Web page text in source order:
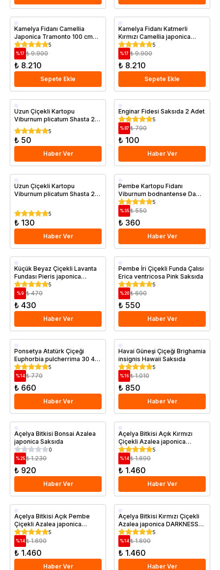
Saksıda
Kamelya Fidanı Camellia
Japonica Tramonto 100 cm
Saksıda
5
%17 ₺ 9.900
₺ 8.210
Sepete Ekle
Saksıda
Kamelya Fidanı Katmerli
Kırmızı Camellia japonica
Kramers Supreme 100 cm 5
Yas
5
%17 ₺ 9.900
₺ 8.210
Sepete Ekle
Uzun Çiçekli Kartopu
Viburnum plicatum Shasta 20
40 cm Saksıda
5
₺ 50
Haber Ver
Enginar Fidesi Saksıda 2 Adet
5
% 87 ₺ 790
₺ 100
Haber Ver
Saksıda
Uzun Çiçekli Kartopu
Viburnum plicatum Shasta 20
5
₺ 130
Haber Ver
Saksıda
Pembe Kartopu Fidanı
Viburnum bodnantense Dawn
20 40 cm Saksıda
5
%35 ₺ 550
₺ 360
Haber Ver
Küçük Beyaz Çiçekli Lavanta
Fundası Pieris japonica
Debutante Saksıda
5
% 9 ₺ 470
₺ 430
Haber Ver
Saksıda
Pembe İri Çiçekli Funda Çalısı
Erica ventricosa Pink Saksıda
5
%20 ₺ 690
₺ 550
Haber Ver
Saksıda
Ponsetya Atatürk Çiçeği
Euphorbia pulcherrima 30 40
cm
5
%14 ₺ 770
₺ 660
Haber Ver
Saksıda
Havai Güneşi Çiçeği Brighamia
insignis Hawaii Saksıda
5
%16 ₺ 1.010
₺ 850
Haber Ver
Saksıda
Açelya Bitkisi Bonsai Azalea
japonica Saksıda
0
%25 ₺ 1.230
₺ 920
Haber Ver
Saksıda
Açelya Bitkisi Açık Kırmızı
Çiçekli Azalea japonica
JOHANNA İthal Saksıda
5
%14 ₺ 1.690
₺ 1.460
Haber Ver
Saksıda
Açelya Bitkisi Açık Pembe
Çiçekli Azalea japonica
BLAAUWS PINK İthal Saksıda
5
%14 ₺ 1.690
₺ 1.460
Haber Ver
Saksıda
Açelya Bitkisi Kırmızı Çiçekli
Azalea japonica DARKNESS
İthal Saksıda5
%14 ₺ 1.690
₺ 1.460
Haber Ver